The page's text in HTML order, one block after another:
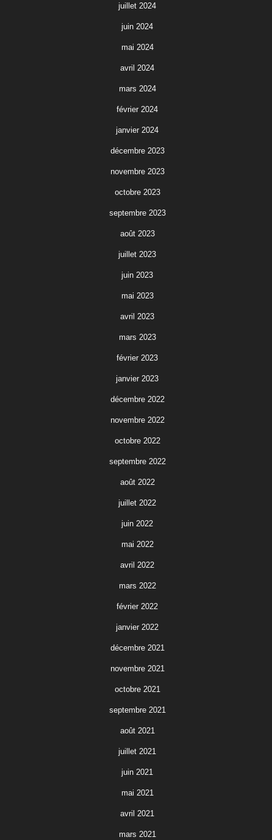
juillet 2024
juin 2024
mai 2024
avril 2024
mars 2024
février 2024
janvier 2024
décembre 2023
novembre 2023
octobre 2023
septembre 2023
août 2023
juillet 2023
juin 2023
mai 2023
avril 2023
mars 2023
février 2023
janvier 2023
décembre 2022
novembre 2022
octobre 2022
septembre 2022
août 2022
juillet 2022
juin 2022
mai 2022
avril 2022
mars 2022
février 2022
janvier 2022
décembre 2021
novembre 2021
octobre 2021
septembre 2021
août 2021
juillet 2021
juin 2021
mai 2021
avril 2021
mars 2021